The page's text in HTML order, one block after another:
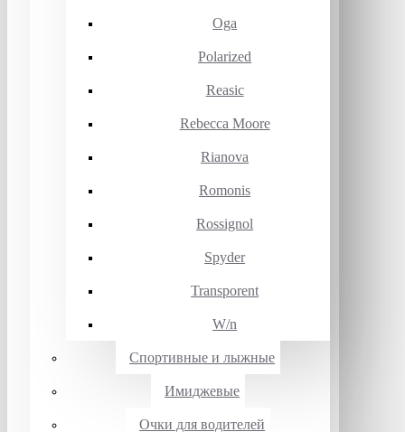
Oga
Polarized
Reasic
Rebecca Moore
Rianova
Romonis
Rossignol
Spyder
Transporent
W/n
Спортивные и лыжные
Имиджевые
Очки для водителей